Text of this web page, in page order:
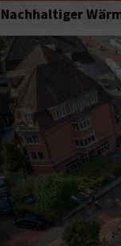
Nachhaltiger